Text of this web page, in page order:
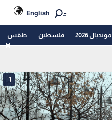
English
مونديال 2026 فلسطين طقس
1